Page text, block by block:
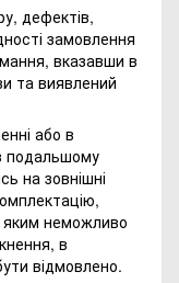
дефектів,
замовлення
вказавши в
та виявлений
або в
подальшому
на зовнішні
яким неможливо
в
відмовлено.